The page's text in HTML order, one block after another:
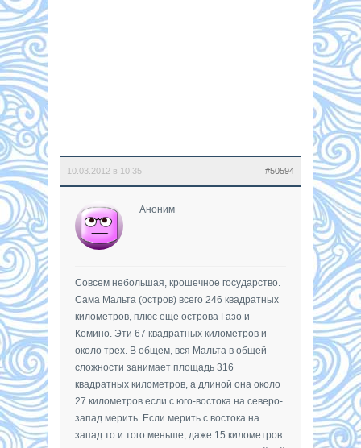
10.03.2012 в 10:35 #50594
Аноним
Совсем небольшая, крошечное государство.
Сама Мальта (остров) всего 246 квадратных
километров, плюс еще острова Газо и
Комино. Эти 67 квадратных километров и
около трех. В общем, вся Мальта в общей
сложности занимает площадь 316
квадратных километров, а длиной она около
27 километров если с юго-востока на северо-
запад мерить. Если мерить с востока на
запад то и того меньше, даже 15 километров